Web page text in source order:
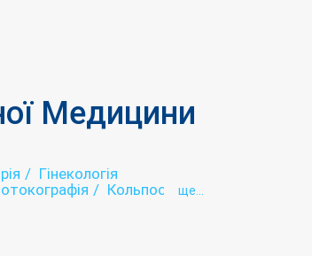
Медицини
Гінекологія
Кольпоскопія
ще...